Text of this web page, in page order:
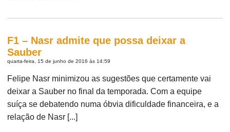
F1 – Nasr admite que possa deixar a
Sauber
quarta-feira, 15 de junho de 2016 às 14:59
Felipe Nasr minimizou as sugestões que certamente vai
deixar a Sauber no final da temporada. Com a equipe
suíça se debatendo numa óbvia dificuldade financeira, e a
relação de Nasr [...]